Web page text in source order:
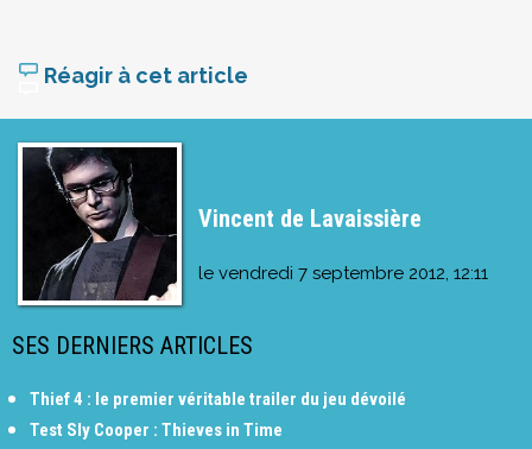
Réagir à cet article
Vincent de Lavaissière
le vendredi 7 septembre 2012, 12:11
SES DERNIERS ARTICLES
Thief 4 : le premier véritable trailer du jeu dévoilé
Test Sly Cooper : Thieves in Time